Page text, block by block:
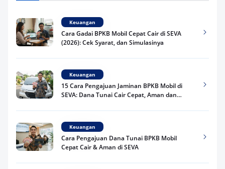
Keuangan
Cara Gadai BPKB Mobil Cepat Cair di SEVA
(2026): Cek Syarat, dan Simulasinya
Keuangan
15 Cara Pengajuan Jaminan BPKB Mobil di
SEVA: Dana Tunai Cair Cepat, Aman dan
Keuangan
Cara Pengajuan Dana Tunai BPKB Mobil
Cepat Cair & Aman di SEVA